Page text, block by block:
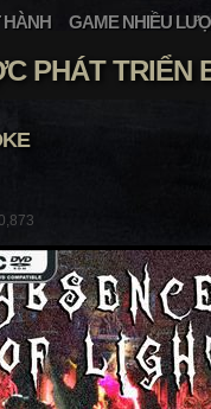
HÀNH GAME NHIỀU
PHÁT TRIỂN